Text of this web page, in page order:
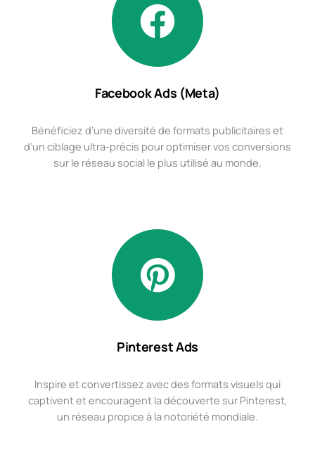
Facebook Ads (Meta)
Bénéficiez d’une diversité de formats publicitaires et
d’un ciblage ultra-précis pour optimiser vos conversions
sur le réseau social le plus utilisé au monde.
Pinterest Ads
Inspire et convertissez avec des formats visuels qui
captivent et encouragent la découverte sur Pinterest,
un réseau propice à la notoriété mondiale.